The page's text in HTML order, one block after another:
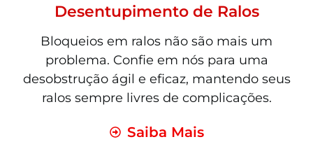
Desentupimento de Ralos
Bloqueios em ralos não são mais um
problema. Confie em nós para uma
desobstrução ágil e eficaz, mantendo seus
ralos sempre livres de complicações.
Saiba Mais